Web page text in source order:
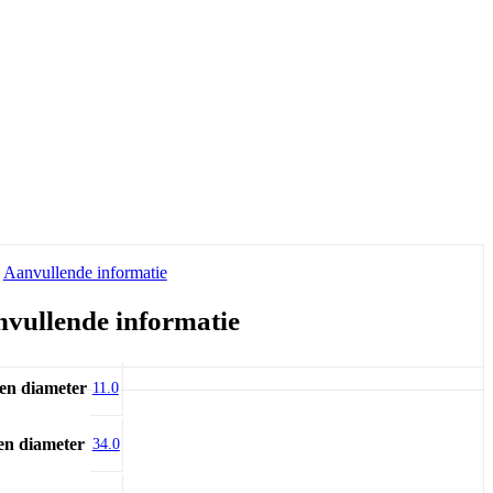
Aanvullende informatie
informatie
diameter 11.0
diameter 34.0